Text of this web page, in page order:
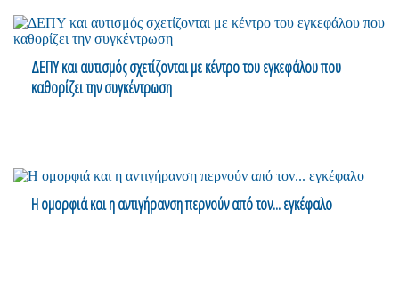
ΔΕΠΥ και αυτισμός σχετίζονται με κέντρο του εγκεφάλου που
καθορίζει την συγκέντρωση
Η ομορφιά και η αντιγήρανση περνούν από τον... εγκέφαλο